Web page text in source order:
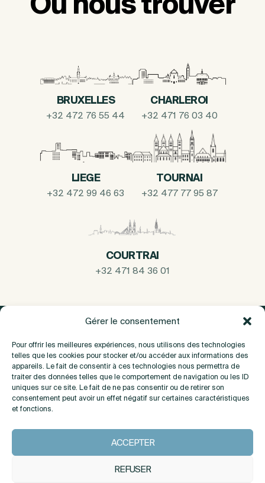
Gérer le consentement
Pour offrir les meilleures expériences, nous utilisons des technologies
telles que les cookies pour stocker et/ou accéder aux informations des
appareils. Le fait de consentir à ces technologies nous permettra de
traiter des données telles que le comportement de navigation ou les ID
uniques sur ce site. Le fait de ne pas consentir ou de retirer son
consentement peut avoir un effet négatif sur certaines caractéristiques
et fonctions.
ACCEPTER
REFUSER
BRUXELLES
+32 472 76 55 44
CHARLEROI
+32 471 76 03 40
LIEGE
+32 472 99 46 63
TOURNAI
+32 477 77 95 87
COURTRAI
+32 471 84 36 01
A propos
Contact